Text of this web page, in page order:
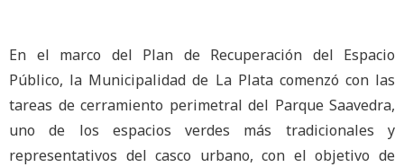
En el marco del Plan de Recuperación del Espacio
Público, la Municipalidad de La Plata comenzó con las
tareas de cerramiento perimetral del Parque Saavedra,
uno de los espacios verdes más tradicionales y
representativos del casco urbano, con el objetivo de